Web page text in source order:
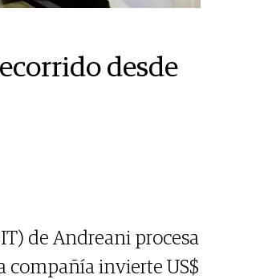
desde
de Andreani procesa
compañía invierte US$